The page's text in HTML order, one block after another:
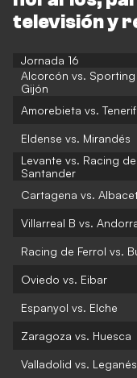
televisión y
Jornada 16
Alcorcón vs.
Gijón
Amorebieta vs.
Eldense vs. Mirandés
Levante vs. Racing de
Santander
Cartagena vs.
Villarreal B vs.
Racing de Ferrol vs.
Oviedo vs. Eibar
Espanyol vs. Elche
Zaragoza vs. Huesca
Valladolid vs. Leganés